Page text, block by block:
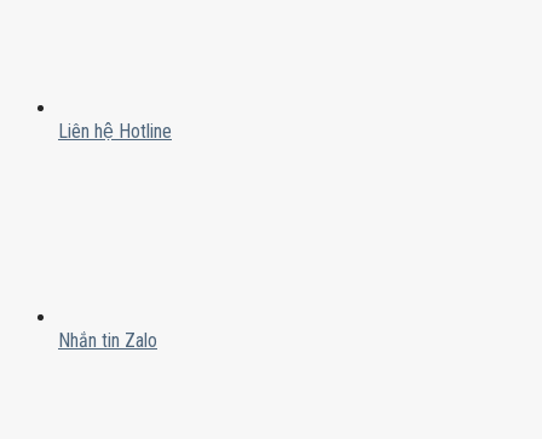
Liên hệ Hotline
Nhắn tin Zalo